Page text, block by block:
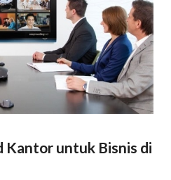
untuk Bisnis di